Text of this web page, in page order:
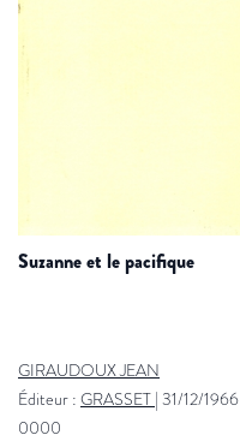
suzanne et le pacifique
GIRAUDOUX JEAN
Éditeur : GRASSET 31/12/1966
0000